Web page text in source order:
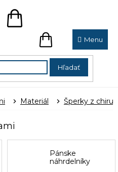
Hľadať
NÁKUPNÝ
NÁKUPNÝ
KOŠÍK
Materiál Šperky z
Pánske
náhrdelníky